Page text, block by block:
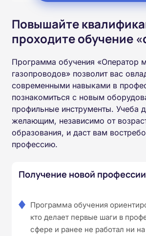
Повышайте
проходите обучение
Программа обучения «Оператор
газопроводов» позволит вас
современными навыками в
познакомиться с новым
профильные инструменты. Учеба
желающим, независимо от
образования, и даст вам
профессию.
Получение новой профессии
Программа обучения
кто делает первые шаги в
сфере и ранее не работал ни